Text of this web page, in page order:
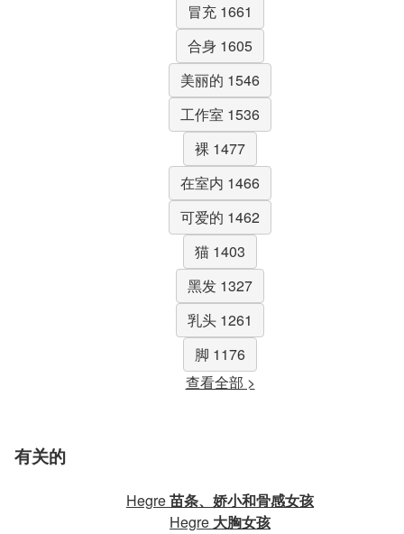
冒充 1661
合身 1605
美丽的 1546
工作室 1536
裸 1477
在室内 1466
可爱的 1462
猫 1403
黑发 1327
乳头 1261
脚 1176
查看全部 >
有关的
Hegre苗条、娇小和骨感女孩
Hegre 大胸女孩